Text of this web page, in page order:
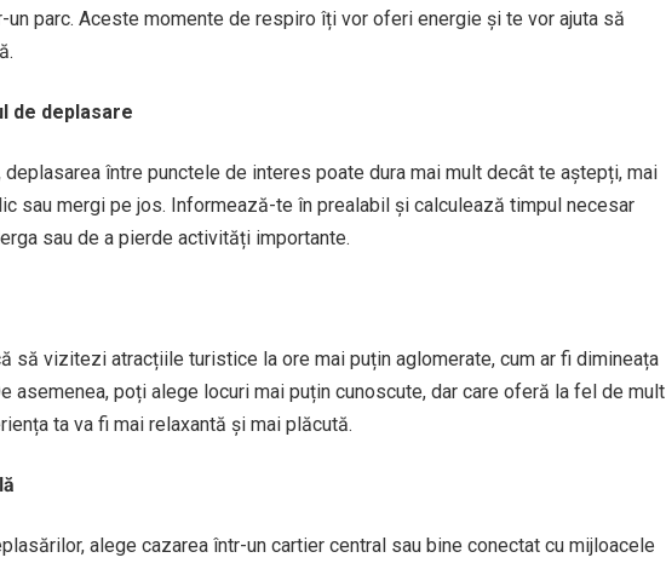
parc. Aceste momente de respiro îți vor oferi energie și te vor ajuta să
de deplasare
deplasarea între punctele de interes poate dura mai mult decât te aștepți, mai
sau mergi pe jos. Informează-te în prealabil și calculează timpul necesar
sau de a pierde activități importante.
să vizitezi atracțiile turistice la ore mai puțin aglomerate, cum ar fi dimineața
asemenea, poți alege locuri mai puțin cunoscute, dar care oferă la fel de mult
ta va fi mai relaxantă și mai plăcută.
alege cazarea într-un cartier central sau bine conectat cu mijloacele